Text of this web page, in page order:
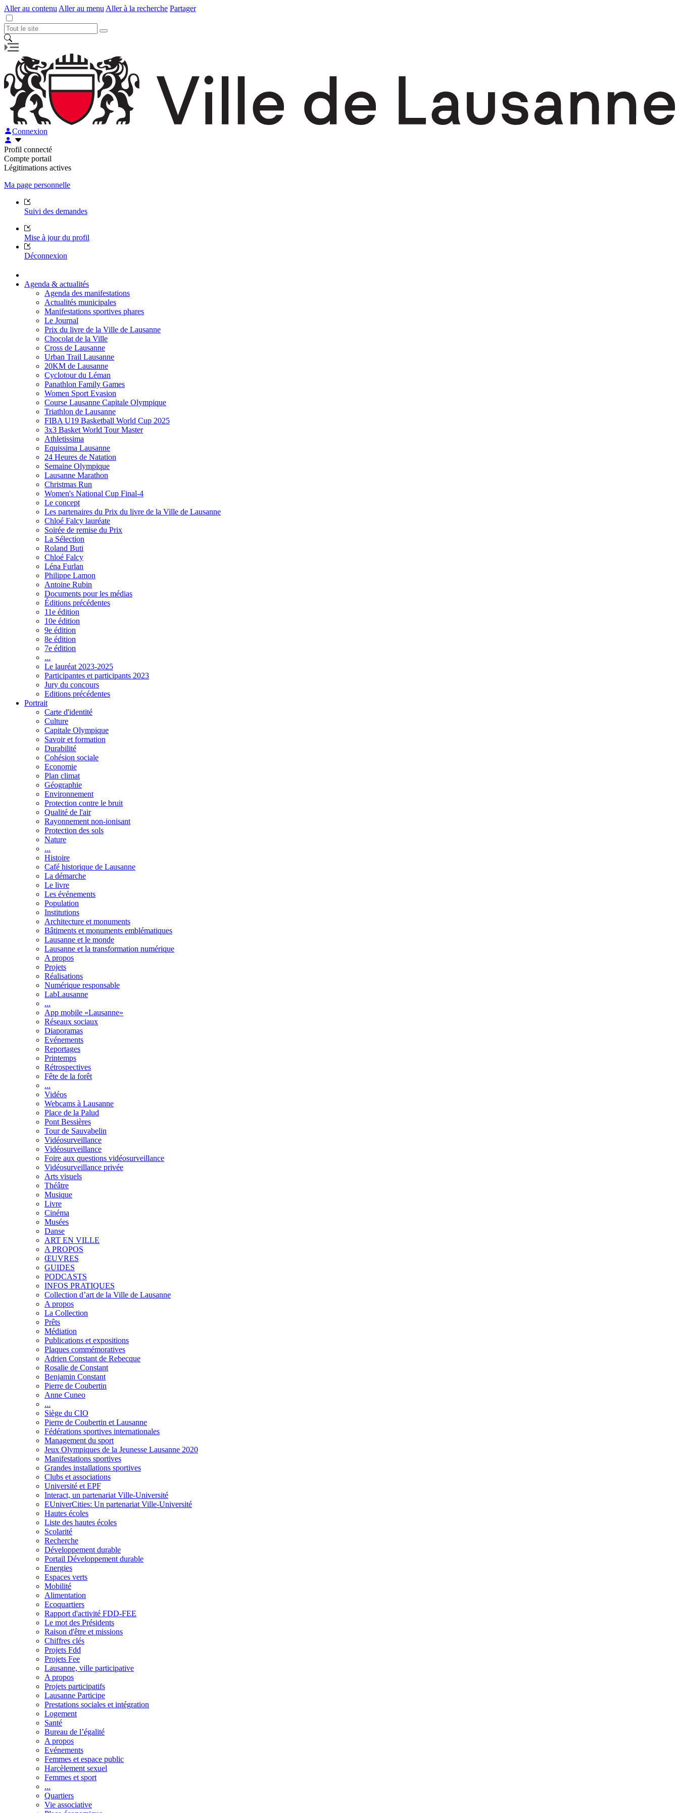
Aller au contenu Aller au menu Aller à la recherche Partager
Connexion
Profil connecté
Compte portail
Légitimations actives
Ma page personnelle
Suivi des demandes
Mise à jour du profil
Déconnexion
Agenda & actualités
Agenda des manifestations
Actualités municipales
Manifestations sportives phares
Le Journal
Prix du livre de la Ville de Lausanne
Chocolat de la Ville
Cross de Lausanne
Urban Trail Lausanne
20KM de Lausanne
Cyclotour du Léman
Panathlon Family Games
Women Sport Evasion
Course Lausanne Capitale Olympique
Triathlon de Lausanne
FIBA U19 Basketball World Cup 2025
3x3 Basket World Tour Master
Athletissima
Equissima Lausanne
24 Heures de Natation
Semaine Olympique
Lausanne Marathon
Christmas Run
Women's National Cup Final-4
Le concept
Les partenaires du Prix du livre de la Ville de Lausanne
Chloé Falcy lauréate
Soirée de remise du Prix
La Sélection
Roland Buti
Chloé Falcy
Léna Furlan
Philippe Lamon
Antoine Rubin
Documents pour les médias
Éditions précédentes
11e édition
10e édition
9e édition
8e édition
7e édition
...
Le lauréat 2023-2025
Participantes et participants 2023
Jury du concours
Editions précédentes
Portrait
Carte d'identité
Culture
Capitale Olympique
Savoir et formation
Durabilité
Cohésion sociale
Economie
Plan climat
Géographie
Environnement
Protection contre le bruit
Qualité de l'air
Rayonnement non-ionisant
Protection des sols
Nature
...
Histoire
Café historique de Lausanne
La démarche
Le livre
Les événements
Population
Institutions
Architecture et monuments
Bâtiments et monuments emblématiques
Lausanne et le monde
Lausanne et la transformation numérique
A propos
Projets
Réalisations
Numérique responsable
LabLausanne
...
App mobile «Lausanne»
Réseaux sociaux
Diaporamas
Evénements
Reportages
Printemps
Rétrospectives
Fête de la forêt
...
Vidéos
Webcams à Lausanne
Place de la Palud
Pont Bessières
Tour de Sauvabelin
Vidéosurveillance
Vidéosurveillance
Foire aux questions vidéosurveillance
Vidéosurveillance privée
Arts visuels
Théâtre
Musique
Livre
Cinéma
Musées
Danse
ART EN VILLE
A PROPOS
ŒUVRES
GUIDES
PODCASTS
INFOS PRATIQUES
Collection d’art de la Ville de Lausanne
A propos
La Collection
Prêts
Médiation
Publications et expositions
Plaques commémoratives
Adrien Constant de Rebecque
Rosalie de Constant
Benjamin Constant
Pierre de Coubertin
Anne Cuneo
...
Siège du CIO
Pierre de Coubertin et Lausanne
Fédérations sportives internationales
Management du sport
Jeux Olympiques de la Jeunesse Lausanne 2020
Manifestations sportives
Grandes installations sportives
Clubs et associations
Université et EPF
Interact, un partenariat Ville-Université
EUniverCities: Un partenariat Ville-Université
Hautes écoles
Liste des hautes écoles
Scolarité
Recherche
Développement durable
Portail Développement durable
Energies
Espaces verts
Mobilité
Alimentation
Ecoquartiers
Rapport d'activité FDD-FEE
Le mot des Présidents
Raison d'être et missions
Chiffres clés
Projets Fdd
Projets Fee
Lausanne, ville participative
A propos
Projets participatifs
Lausanne Participe
Prestations sociales et intégration
Logement
Santé
Bureau de l’égalité
A propos
Evénements
Femmes et espace public
Harcèlement sexuel
Femmes et sport
...
Quartiers
Vie associative